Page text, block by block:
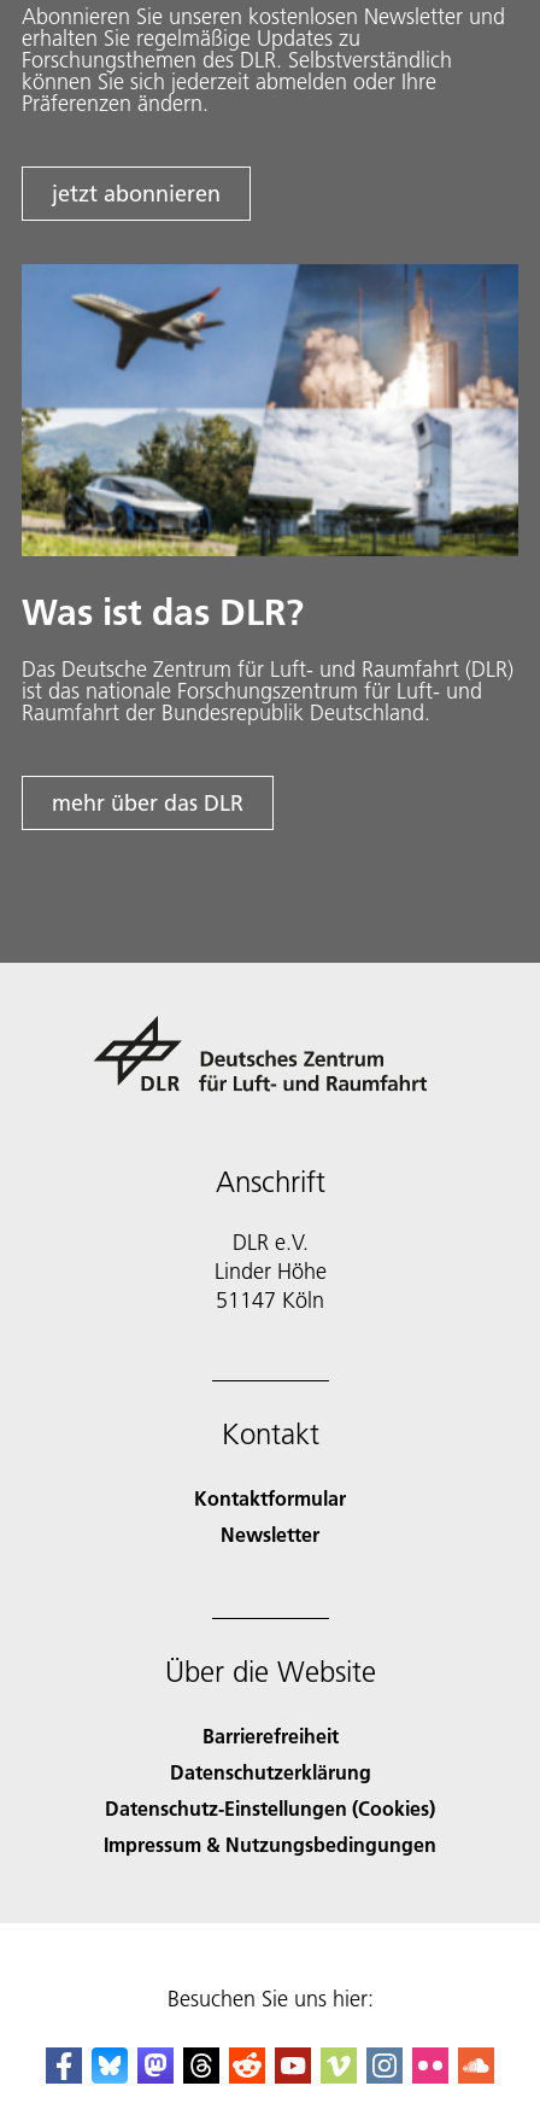
Abonnieren Sie unseren kostenlosen Newsletter und
erhalten Sie regelmäßige Updates zu
Forschungsthemen des DLR. Selbstverständlich
können Sie sich jederzeit abmelden oder Ihre
Präferenzen ändern.
jetzt abonnieren
Was ist das DLR?
Das Deutsche Zentrum für Luft- und Raumfahrt (DLR)
ist das nationale Forschungszentrum für Luft- und
Raumfahrt der Bundesrepublik Deutschland.
mehr über das DLR
Anschrift
DLR e.V.
Linder Höhe
51147 Köln
Kontakt
Kontaktformular
Newsletter
Über die Website
Barrierefreiheit
Datenschutzerklärung
Datenschutz-Einstellungen (Cookies)
Impressum & Nutzungsbedingungen
Besuchen Sie uns hier: